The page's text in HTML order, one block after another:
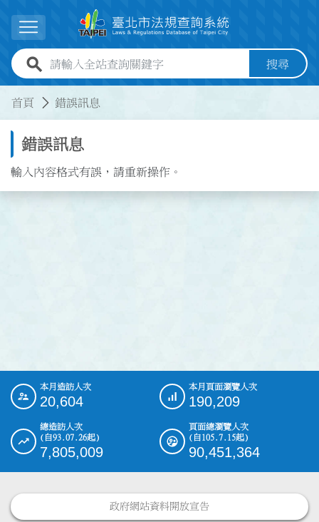
展開選單
全站查詢關鍵字欄位 搜尋
首頁 錯誤訊息
錯誤訊息
輸入內容格式有誤，請重新操作。
::: 本月造訪人次
20,604
本月頁面瀏覽人次
190,209
總造訪人次
(自93.07.26起)
7,805,009
頁面總瀏覽人次
(自105.7.15起)
90,451,364
政府網站資料開放宣告